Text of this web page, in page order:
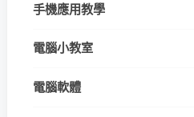
手機應用教學
電腦小教室
電腦軟體